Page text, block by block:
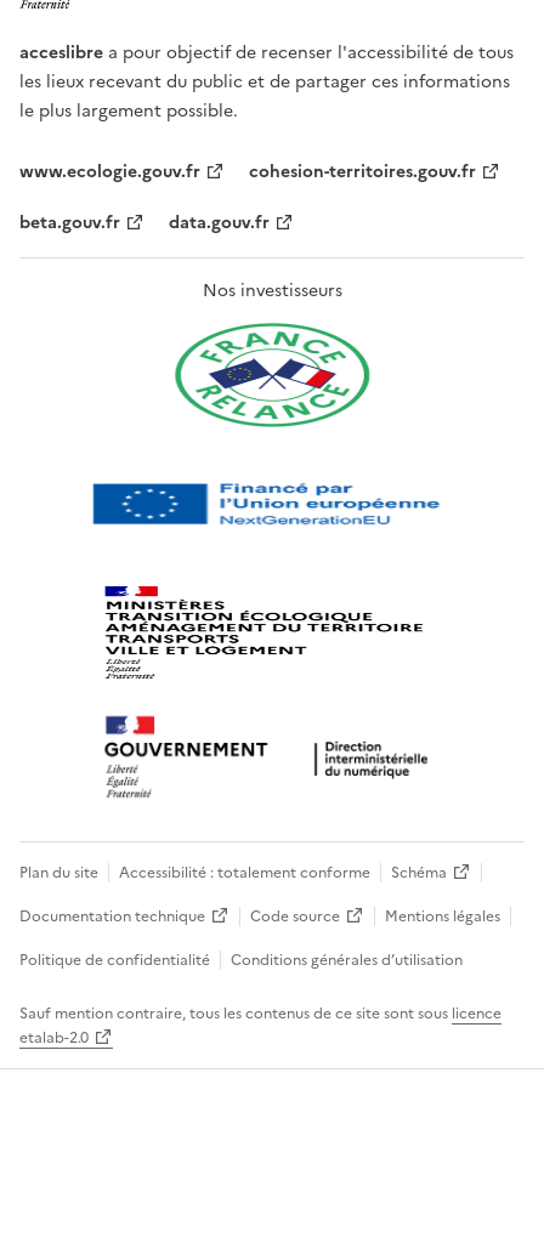
acceslibre a pour objectif de recenser l'accessibilité de tous
les lieux recevant du public et de partager ces informations
le plus largement possible.
www.ecologie.gouv.fr
cohesion-territoires.gouv.fr
beta.gouv.fr
data.gouv.fr
Nos investisseurs
Plan du site Accessibilité : totalement conforme
Schéma
Documentation technique
Code source
Mentions légales
Politique de confidentialité
Conditions générales d’utilisation
Sauf mention contraire, tous les contenus de ce site sont sous licence
etalab-2.0